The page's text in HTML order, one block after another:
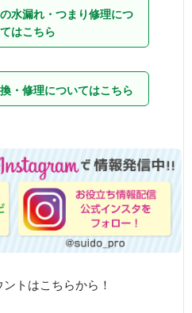
水漏れ・つまり修理につ
はこちら
・修理についてはこちら
トはこちらから！